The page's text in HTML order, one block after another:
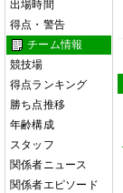
出場時間
得点・警告
チーム情報
競技場
得点ランキング
勝ち点推移
年齢構成
スタッフ
関係者ニュース
関係者エピソード